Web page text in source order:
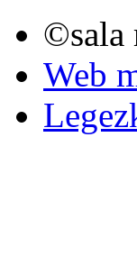
©sala
Web